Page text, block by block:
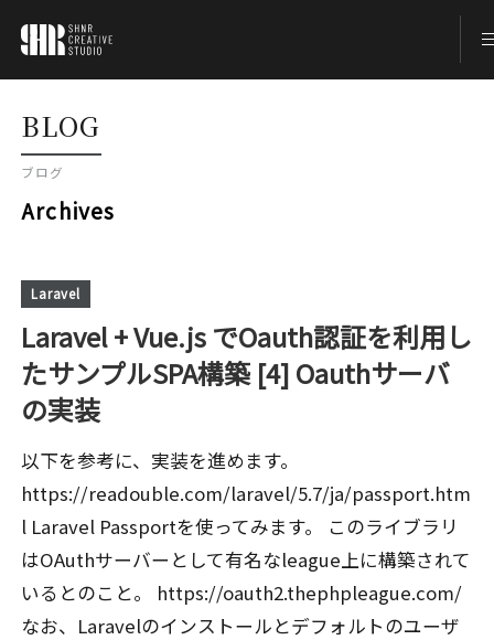
TOP
CONTACT
BLOG
ブログ
Archives
Laravel
Laravel + Vue.js でOauth認証を利用し
たサンプルSPA構築 [4] Oauthサーバ
の実装
以下を参考に、実装を進めます。
https://readouble.com/laravel/5.7/ja/passport.htm
l Laravel Passportを使ってみます。 このライブラリ
はOAuthサーバーとして有名なleague上に構築されて
いるとのこと。 https://oauth2.thephpleague.com/
なお、Laravelのインストールとデフォルトのユーザ